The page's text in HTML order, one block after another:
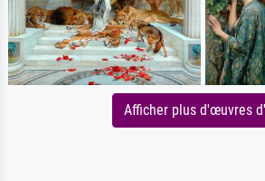
Afficher plus d'œuvres